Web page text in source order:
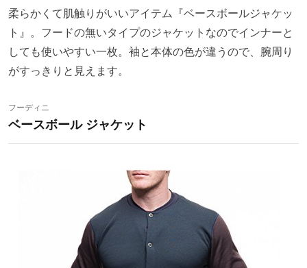
柔らかくて肌触りがいいアイテム『ベースボールジャケッ
ト』。フードの無いタイプのジャケットなのでインナーと
しても使いやすい一枚。袖と本体の色が違うので、腕周り
がすっきりと見えます。
フーディニ
ベースボール ジャケット